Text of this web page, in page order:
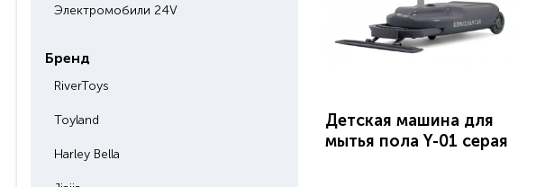
Электромобили 24V
Бренд
RiverToys
Toyland
Harley Bella
Детская машина для
мытья пола Y-01 серая